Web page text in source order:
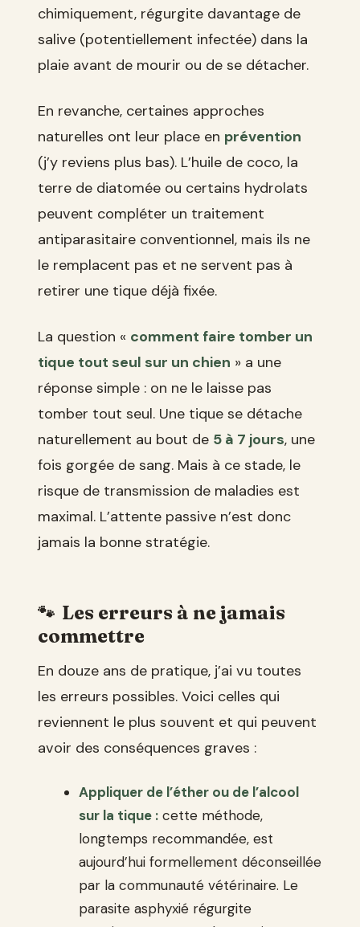
chimiquement, régurgite davantage de
salive (potentiellement infectée) dans la
plaie avant de mourir ou de se détacher.
En revanche, certaines approches
naturelles ont leur place en prévention
(j’y reviens plus bas). L’huile de coco, la
terre de diatomée ou certains hydrolats
peuvent compléter un traitement
antiparasitaire conventionnel, mais ils ne
le remplacent pas et ne servent pas à
retirer une tique déjà fixée.
La question « comment faire tomber un
tique tout seul sur un chien » a une
réponse simple : on ne le laisse pas
tomber tout seul. Une tique se détache
naturellement au bout de 5 à 7 jours, une
fois gorgée de sang. Mais à ce stade, le
risque de transmission de maladies est
maximal. L’attente passive n’est donc
jamais la bonne stratégie.
Les erreurs à ne jamais
commettre
En douze ans de pratique, j’ai vu toutes
les erreurs possibles. Voici celles qui
reviennent le plus souvent et qui peuvent
avoir des conséquences graves :
Appliquer de l’éther ou de l’alcool
sur la tique : cette méthode,
longtemps recommandée, est
aujourd’hui formellement déconseillée
par la communauté vétérinaire. Le
parasite asphyxié régurgite